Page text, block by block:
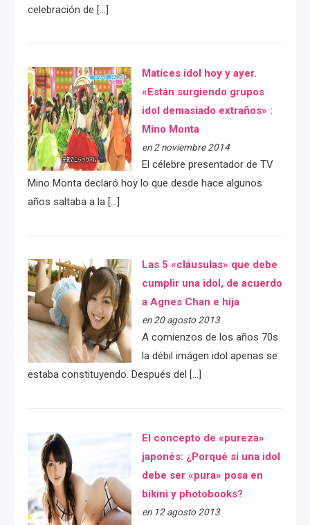
celebración de […]
Matices idol hoy y ayer.
«Están surgiendo grupos
idol demasiado extraños» :
Mino Monta
en 2 noviembre 2014
El célebre presentador de TV
Mino Monta declaró hoy lo que desde hace algunos
años saltaba a la […]
Las 5 «cláusulas» que debe
cumplir una idol, de acuerdo
a Agnes Chan e hija
en 20 agosto 2013
A comienzos de los años 70s
la débil imágen idol apenas se
estaba constituyendo. Después del […]
El concepto de «pureza»
japonés: ¿Porqué si una idol
debe ser «pura» posa en
bikini y photobooks?
en 12 agosto 2013